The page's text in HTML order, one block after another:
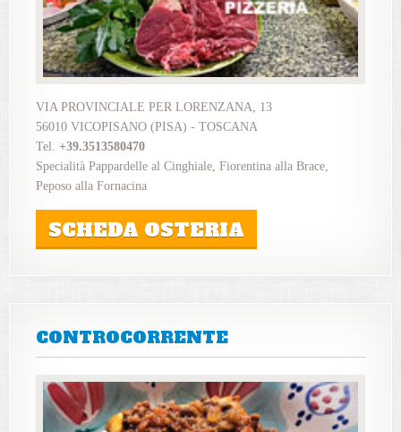
VIA PROVINCIALE PER LORENZANA, 13
56010 VICOPISANO (PISA) - TOSCANA
Tel. +39.3513580470
Specialità Pappardelle al Cinghiale, Fiorentina alla Brace,
Peposo alla Fornacina
SCHEDA OSTERIA
CONTROCORRENTE